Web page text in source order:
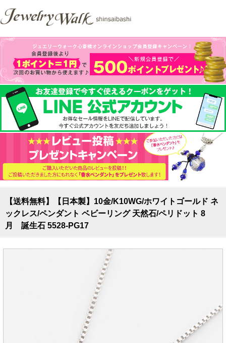
【送料無料】【日本製】10金/K10WG/ホワイトゴールド ネ
ックレス/ペンダント ベビーリング 天然石/ペリドット 8
月 誕生石 5528-PG17